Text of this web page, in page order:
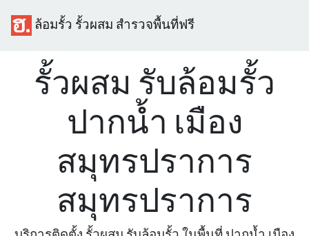
ล้อมรั้ว รั้วผสม สำรวจพื้นที่ฟรี
รั้วผสม รับล้อมรั้ว
ปากน้ำ เมือง
สมุทรปราการ
สมุทรปราการ